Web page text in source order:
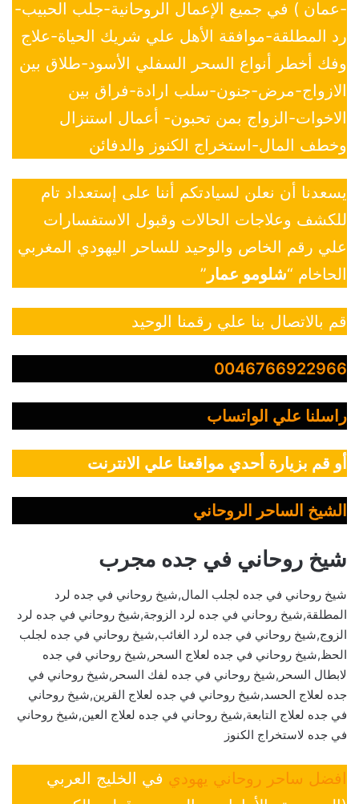
-عمان ) في جميع الإعمال الروحانية-جلب الحبيب-
رد المطلقة-موافقة الأهل علي شريك الحياة-علاج
وفك أخطر أنواع السحر السفلي الأسود-طلاق بين
الازواج-مرض-جنون-سلب ارادة-فراق بين
الاخوات-الزواج بمن تحبون- أعمال استنزال
وخطف المال-استخراج الكنوز والدفائن
يسعدنا أن نعلن لسيادتكم أننا على إستعداد تام
للكشف وعلاجات الحالات وقبول الاستفسارات
علي رقم الخاص والوحيد للساحر اليهودي المغربي
الحاخام “شلومو عمار ”
قم بالاتصال بنا علي رقمنا الوحيد
0046766922966
راسلنا علي الواتساب
أو قم بزيارة أحدي مواقعنا علي الانترنت
الشيخ الساحر الروحاني
شيخ روحاني في جده مجرب
شيخ روحاني في جده لجلب المال,شيخ روحاني في جده لرد
المطلقة,شيخ روحاني في جده لرد الزوجة,شيخ روحاني في جده لرد
الزوج,شيخ روحاني في جده لرد الغائب,شيخ روحاني في جده لجلب
الحظ,شيخ روحاني في جده لعلاج السحر,شيخ روحاني في جده
لابطال السحر,شيخ روحاني في جده لفك السحر,شيخ روحاني في
جده لعلاج الحسد,شيخ روحاني في جده لعلاج القرين,شيخ روحاني
في جده لعلاج التابعة,شيخ روحاني في جده لعلاج العين,شيخ روحاني
في جده لاستخراج الكنوز
افضل ساحر روحاني يهودي في الخليج العربي